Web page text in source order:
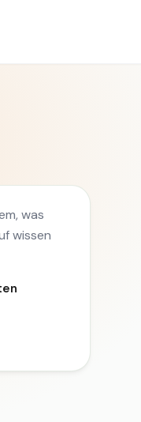
was
wissen